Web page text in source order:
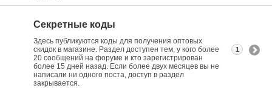
Секретные коды
Здесь публикуются коды для получения оптовых
скидок в магазине. Раздел доступен тем, у кого более
20 сообщений на форуме и кто зарегистрирован
более 15 дней назад. Если более двух месяцев вы не
написали ни одного поста, доступ в раздел
закрывается.
1